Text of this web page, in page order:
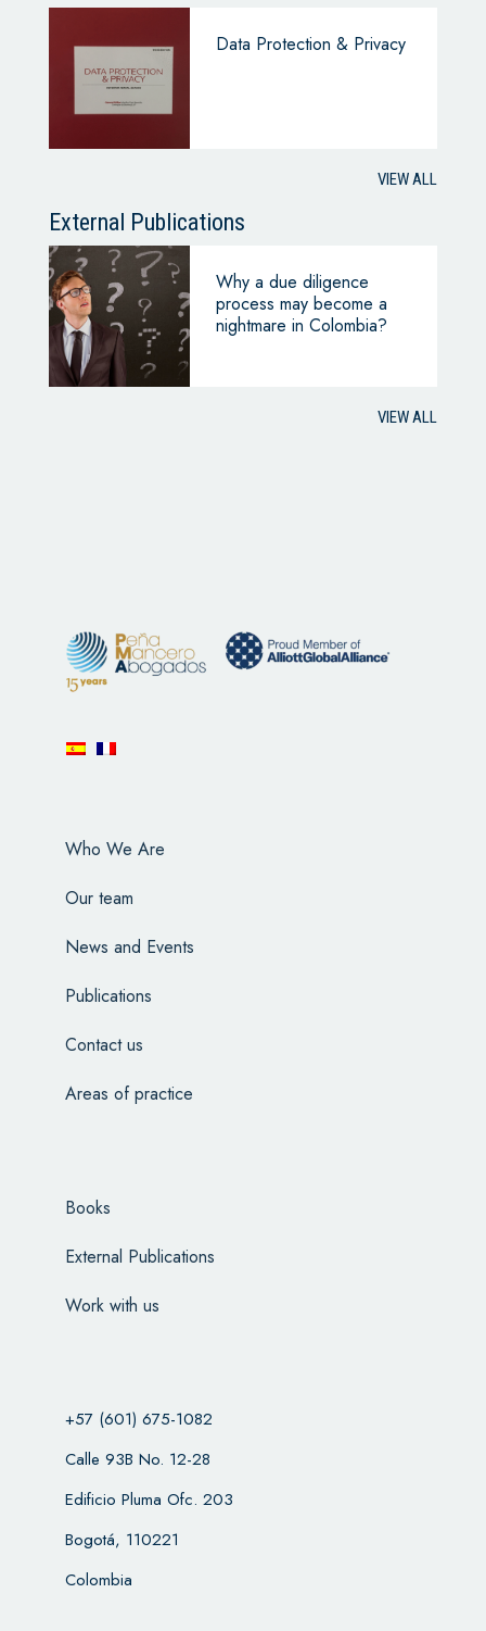
Data Protection & Privacy
VIEW ALL
External Publications
Why a due diligence
process may become a
nightmare in Colombia?
VIEW ALL
Who We Are
Our team
News and Events
Publications
Contact us
Areas of practice
Books
External Publications
Work with us
+57 (601) 675-1082
Calle 93B No. 12-28
Edificio Pluma Ofc. 203
Bogotá, 110221
Colombia